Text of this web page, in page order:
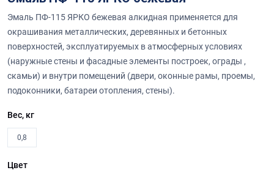
Эмаль ПФ-115 ЯРКО бежевая алкидная применяется для
окрашивания металлических, деревянных и бетонных
поверхностей, эксплуатируемых в атмосферных условиях
(наружные стены и фасадные элементы построек, ограды ,
скамьи) и внутри помещений (двери, оконные рамы, проемы,
подоконники, батареи отопления, стены).
Вес, кг
0,8
Цвет